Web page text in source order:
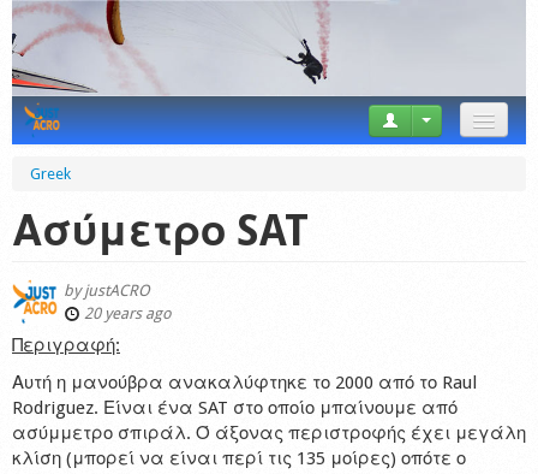
News
Tricks
Videos
Forum
Calendar
Gear
Greek
Ασύμετρο SAT
byjustACRO
20 years ago
Περιγραφή:
Αυτή η μανούβρα ανακαλύφτηκε το 2000 από το Raul
Rodriguez. Είναι ένα SAT στο οποίο μπαίνουμε από
ασύμμετρο σπιράλ. Ό άξονας περιστροφής έχει μεγάλη
κλίση (μπορεί να είναι περί τις 135 μοίρες) οπότε ο